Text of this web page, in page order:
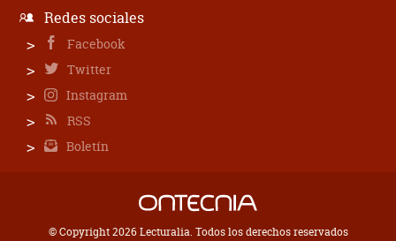
Redes sociales
Facebook
Twitter
Instagram
RSS
Boletín
© Copyright 2026 Lecturalia. Todos los derechos reservados